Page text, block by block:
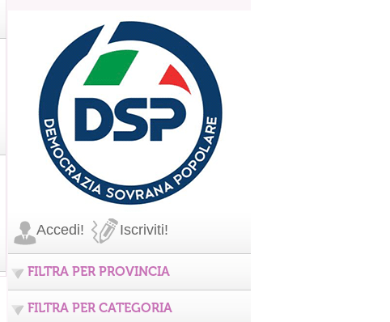
Accedi! Iscriviti!
FILTRA PER PROVINCIA
FILTRA PER CATEGORIA